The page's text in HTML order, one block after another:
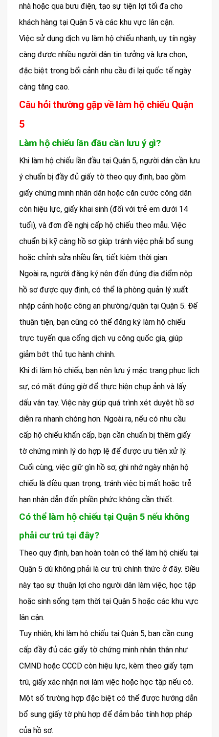
nhà hoặc qua bưu điện, tạo sự tiện lợi tối đa cho
khách hàng tại Quận 5 và các khu vực lân cận.
Việc sử dụng dịch vụ làm hộ chiếu nhanh, uy tín ngày
càng được nhiều người dân tin tưởng và lựa chọn,
đặc biệt trong bối cảnh nhu cầu đi lại quốc tế ngày
càng tăng cao.
Câu hỏi thường gặp về làm hộ chiếu Quận
5
Làm hộ chiếu lần đầu cần lưu ý gì?
Khi làm hộ chiếu lần đầu tại Quận 5, người dân cần lưu
ý chuẩn bị đầy đủ giấy tờ theo quy định, bao gồm
giấy chứng minh nhân dân hoặc căn cước công dân
còn hiệu lực, giấy khai sinh (đối với trẻ em dưới 14
tuổi), và đơn đề nghị cấp hộ chiếu theo mẫu. Việc
chuẩn bị kỹ càng hồ sơ giúp tránh việc phải bổ sung
hoặc chỉnh sửa nhiều lần, tiết kiệm thời gian.
Ngoài ra, người đăng ký nên đến đúng địa điểm nộp
hồ sơ được quy định, có thể là phòng quản lý xuất
nhập cảnh hoặc công an phường/quận tại Quận 5. Để
thuận tiện, bạn cũng có thể đăng ký làm hộ chiếu
trực tuyến qua cổng dịch vụ công quốc gia, giúp
giảm bớt thủ tục hành chính.
Khi đi làm hộ chiếu, bạn nên lưu ý mặc trang phục lịch
sự, có mặt đúng giờ để thực hiện chụp ảnh và lấy
dấu vân tay. Việc này giúp quá trình xét duyệt hồ sơ
diễn ra nhanh chóng hơn. Ngoài ra, nếu có nhu cầu
cấp hộ chiếu khẩn cấp, bạn cần chuẩn bị thêm giấy
tờ chứng minh lý do hợp lệ để được ưu tiên xử lý.
Cuối cùng, việc giữ gìn hồ sơ, ghi nhớ ngày nhận hộ
chiếu là điều quan trọng, tránh việc bị mất hoặc trễ
hạn nhận dẫn đến phiền phức không cần thiết.
Có thể làm hộ chiếu tại Quận 5 nếu không
phải cư trú tại đây?
Theo quy định, bạn hoàn toàn có thể làm hộ chiếu tại
Quận 5 dù không phải là cư trú chính thức ở đây. Điều
này tạo sự thuận lợi cho người dân làm việc, học tập
hoặc sinh sống tạm thời tại Quận 5 hoặc các khu vực
lân cận.
Tuy nhiên, khi làm hộ chiếu tại Quận 5, bạn cần cung
cấp đầy đủ các giấy tờ chứng minh nhân thân như
CMND hoặc CCCD còn hiệu lực, kèm theo giấy tạm
trú, giấy xác nhận nơi làm việc hoặc học tập nếu có.
Một số trường hợp đặc biệt có thể được hướng dẫn
bổ sung giấy tờ phù hợp để đảm bảo tính hợp pháp
của hồ sơ.